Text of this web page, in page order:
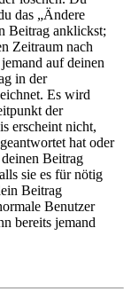
das „Ändere
Beitrag anklickst;
Zeitraum nach
auf deinen
in der
Es wird
der
erscheint nicht,
hat oder
Beitrag
sie es für nötig
Beitrag
Benutzer
bereits jemand